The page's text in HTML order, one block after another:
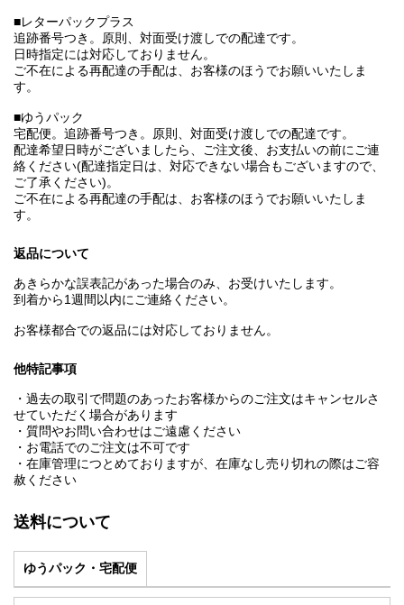
■レターパックプラス
追跡番号つき。原則、対面受け渡しでの配達です。
日時指定には対応しておりません。
ご不在による再配達の手配は、お客様のほうでお願いいたしま
す。
■ゆうパック
宅配便。追跡番号つき。原則、対面受け渡しでの配達です。
配達希望日時がございましたら、ご注文後、お支払いの前にご連
絡ください(配達指定日は、対応できない場合もございますので、
ご了承ください)。
ご不在による再配達の手配は、お客様のほうでお願いいたしま
す。
返品について
あきらかな誤表記があった場合のみ、お受けいたします。
到着から1週間以内にご連絡ください。
お客様都合での返品には対応しておりません。
他特記事項
・過去の取引で問題のあったお客様からのご注文はキャンセルさ
せていただく場合があります
・質問やお問い合わせはご遠慮ください
・お電話でのご注文は不可です
・在庫管理につとめておりますが、在庫なし売り切れの際はご容
赦ください
送料について
ゆうパック・宅配便